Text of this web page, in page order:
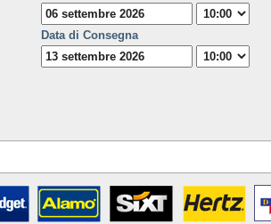
Data di Consegna